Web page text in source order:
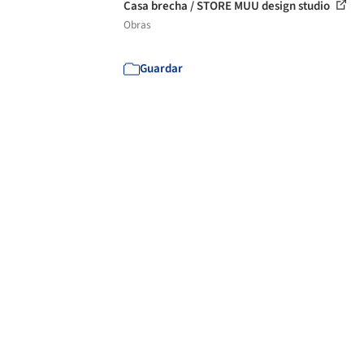
Casa brecha / STORE MUU design studio
Obras
Guardar